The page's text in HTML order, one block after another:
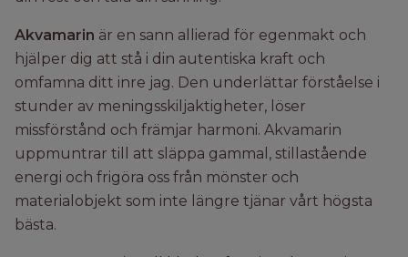
Akvamarin är en sann allierad för egenmakt och
hjälper dig att stå i din autentiska kraft och
omfamna ditt inre jag. Den underlättar förståelse i
stunder av meningsskiljaktigheter, löser
missförstånd och främjar harmoni. Akvamarin
uppmuntrar till att släppa gammal, stillastående
energi och frigöra oss från mönster och
materialobjekt som inte längre tjänar vårt högsta
bästa.